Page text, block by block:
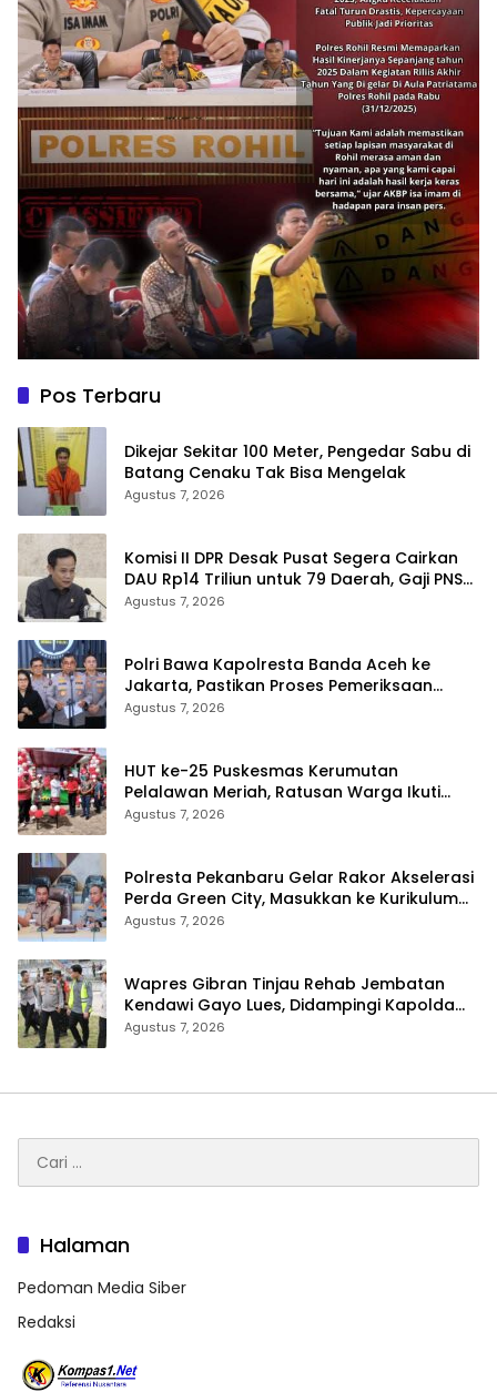
Pos Terbaru
Dikejar Sekitar 100 Meter, Pengedar Sabu di
Agustus 7, 2026
Komisi II DPR Desak Pusat Segera Cairkan
DAU Rp14 Triliun untuk 79 Daerah, Gaji PNS
Terancam Telat
Agustus 7, 2026
Polri Bawa Kapolresta Banda Aceh ke
Jakarta, Pastikan Proses Pemeriksaan
Profesional dan Transparan
Agustus 7, 2026
HUT ke-25 Puskesmas Kerumutan
Pelalawan Meriah, Ratusan Warga Ikuti
Jalan Santai dan Cek Kesehatan Gratis
Agustus 7, 2026
Polresta Pekanbaru Gelar Rakor Akselerasi
Perda Green City, Masukkan ke Kurikulum
Sekolah
Agustus 7, 2026
Wapres Gibran Tinjau Rehab Jembatan
Kendawi Gayo Lues, Didampingi Kapolda
Aceh
Agustus 7, 2026
untuk:
Halaman
Pedoman Media Siber
Redaksi